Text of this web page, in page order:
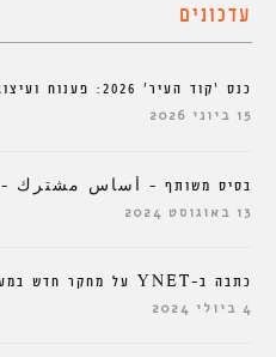
עדכונים
כנס ‘קוד העיר’ 2026: פענוח ועיצוב עיר המחר
15 ביוני 2026
בסיס משותף – أساس مشترك – COMMON GROUNDS
13 באוגוסט 2024
כתבה ב-YNET על מחקר חדש במעבדה העוסק בהצללה בעיר
4 ביולי 2024